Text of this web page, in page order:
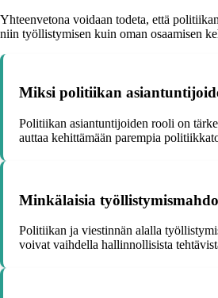
Yhteenvetona voidaan todeta, että
niin työllistymisen kuin oman osaamisen
Miksi politiikan
Politiikan asiantuntijoiden rooli on
auttaa kehittämään parempia
Minkälaisia
Politiikan ja viestinnän alalla
voivat vaihdella hallinnollisista